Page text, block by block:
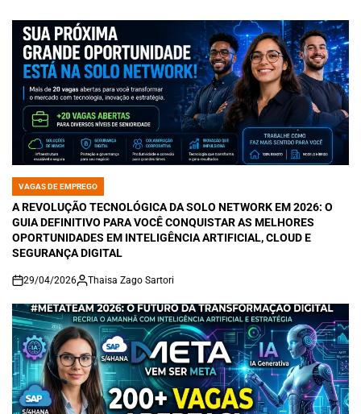
POSTED
IN
VAGAS DE EMPREGO
A REVOLUÇÃO TECNOLÓGICA DA SOLO NETWORK EM 2026: O
GUIA DEFINITIVO PARA VOCÊ CONQUISTAR AS MELHORES
OPORTUNIDADES EM INTELIGÊNCIA ARTIFICIAL, CLOUD E
SEGURANÇA DIGITAL
on
29/04/2026 Thaisa Zago Sartori